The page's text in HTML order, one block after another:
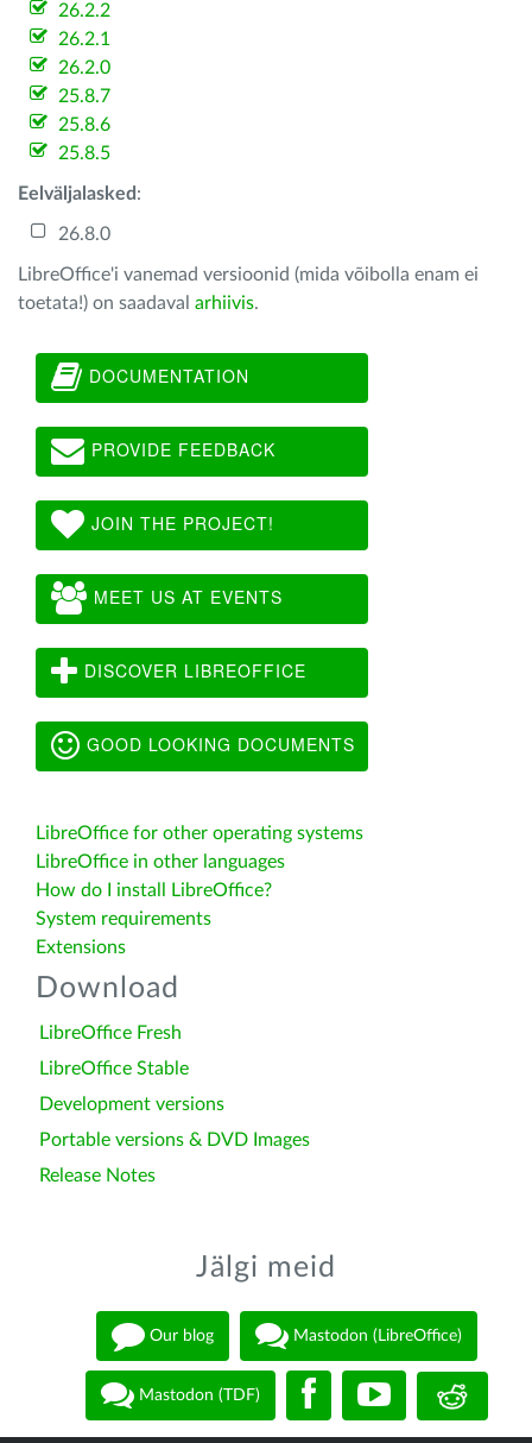
26.2.2
26.2.1
26.2.0
25.8.7
25.8.6
25.8.5
Eelväljalasked :
26.8.0
LibreOffice'i vanemad versioonid (mida võibolla enam ei
toetata!) on saadaval arhiivis.
DOCUMENTATION
PROVIDE FEEDBACK
JOIN THE PROJECT!
MEET US AT EVENTS
DISCOVER LIBREOFFICE
GOOD LOOKING DOCUMENTS
LibreOffice for other operating systems
LibreOffice in other languages
How do I install LibreOffice?
System requirements
Extensions
Download
LibreOffice Fresh
LibreOffice Stable
Development versions
Portable versions & DVD Images
Release Notes
Jälgi meid
Our blog Mastodon (LibreOffice)
Mastodon (TDF)